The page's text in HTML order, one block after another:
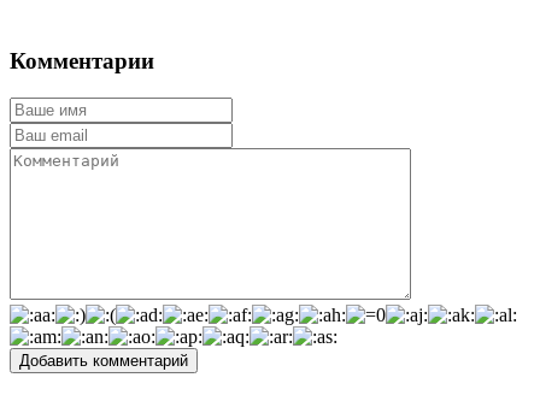
Комментарии
Добавить комментарий